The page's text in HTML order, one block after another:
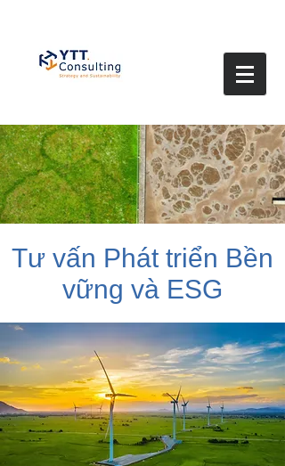
Tư vấn Phát triển Bền
vững và ESG